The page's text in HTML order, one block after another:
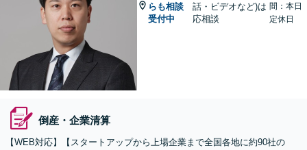
らも相談
受付中
話・ビデオなど)は
応相談
間：本日
定休日
倒産・企業清算
【WEB対応】【スタートアップから上場企業まで全国各地に約90社の